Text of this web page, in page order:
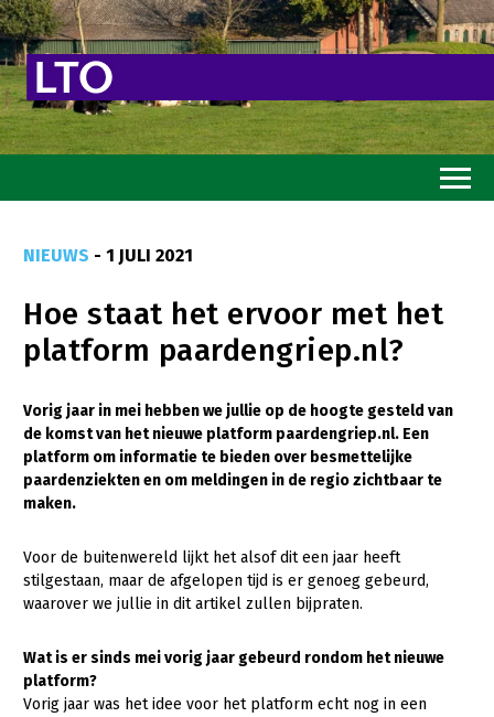
Goed eten
Mooi groen
Sterk ondernemerschap
Transitiepaden
Thema’s
Gezonde dieren
Natuur, klimaat en energie
Bodem en water
Platteland en omgeving
NIEUWS - 1 JULI 2021
Hoe staat het ervoor met het
platform paardengriep.nl?
Vorig jaar in mei hebben we jullie op de hoogte gesteld van
de komst van het nieuwe platform paardengriep.nl. Een
platform om informatie te bieden over besmettelijke
paardenziekten en om meldingen in de regio zichtbaar te
maken.
Voor de buitenwereld lijkt het alsof dit een jaar heeft
stilgestaan, maar de afgelopen tijd is er genoeg gebeurd,
waarover we jullie in dit artikel zullen bijpraten.
Wat is er sinds mei vorig jaar gebeurd rondom het nieuwe
platform?
Vorig jaar was het idee voor het platform echt nog in een